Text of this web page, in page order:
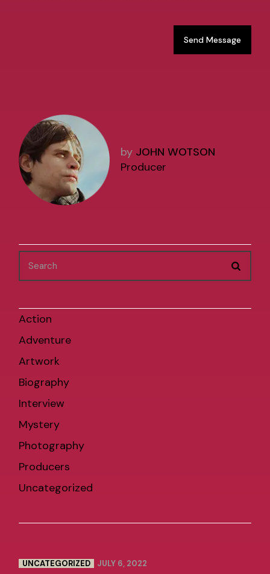
Send Message
by JOHN WOTSON
Producer
Action
Adventure
Artwork
Biography
Interview
Mystery
Photography
Producers
Uncategorized
UNCATEGORIZED JULY 6, 2022